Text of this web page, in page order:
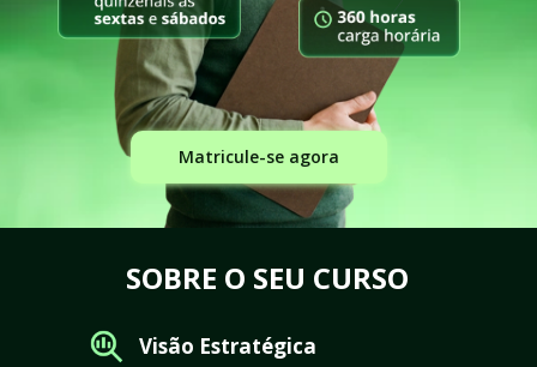
Matricule-se agora
SOBRE O SEU CURSO
Visão Estratégica